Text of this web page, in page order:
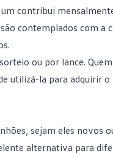
contribui
contemplados com a
ou por lance.
utilizá-la para adquirir
sejam eles novos
alternativa para